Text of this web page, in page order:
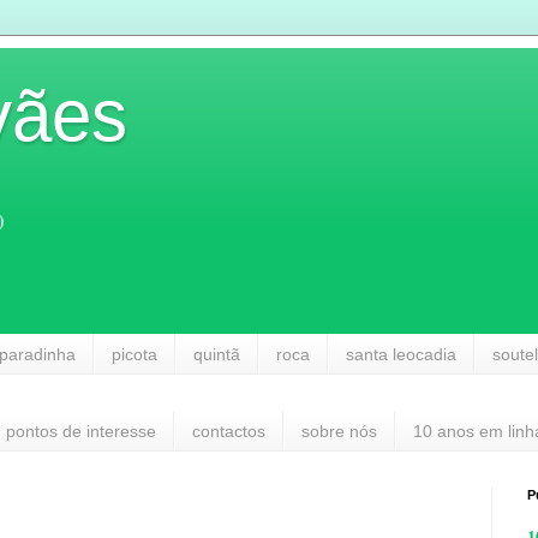
picota quintã roca santa leocadia
pontos de interesse contactos sobre nós 10 anos em